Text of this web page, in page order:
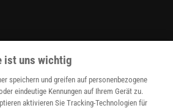
Terroranschlag für solche Menschen
sein. Wenn man nun so viele
sind, davon stärker
beispielsweise ein christlicher Mann in
hegt.
ist uns wichtig
speichern und greifen auf personenbezogene
eindeutige Kennungen auf Ihrem Gerät zu.
aktivieren Sie Tracking-Technologien für